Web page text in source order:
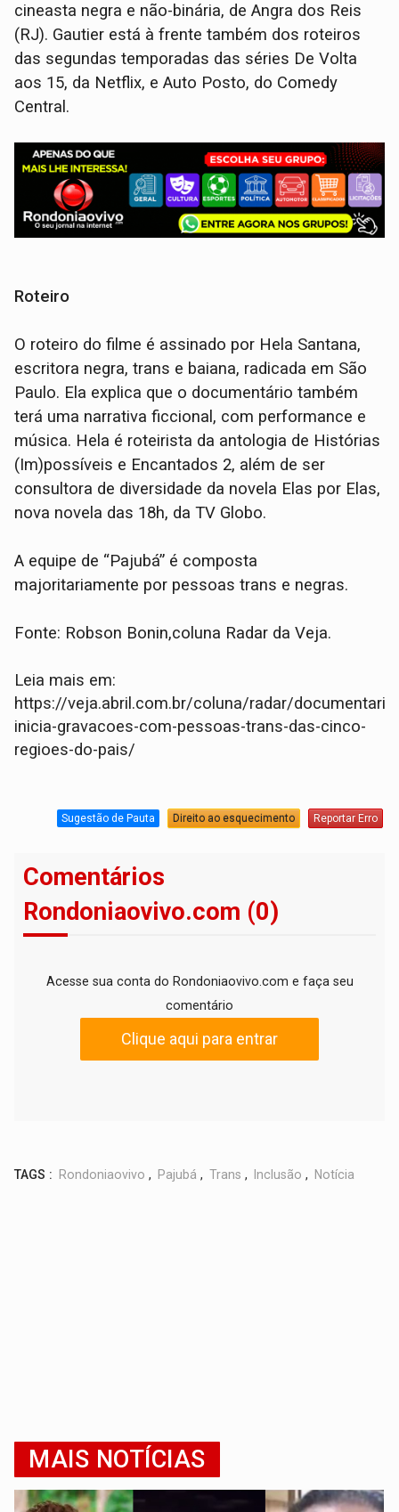
cineasta negra e não-binária, de Angra dos Reis
(RJ). Gautier está à frente também dos roteiros
das segundas temporadas das séries De Volta
aos 15, da Netflix, e Auto Posto, do Comedy
Central.
Roteiro
O roteiro do filme é assinado por Hela Santana,
escritora negra, trans e baiana, radicada em São
Paulo. Ela explica que o documentário também
terá uma narrativa ficcional, com performance e
música. Hela é roteirista da antologia de Histórias
(Im)possíveis e Encantados 2, além de ser
consultora de diversidade da novela Elas por Elas,
nova novela das 18h, da TV Globo.
A equipe de “Pajubá” é composta
majoritariamente por pessoas trans e negras.
Fonte: Robson Bonin,coluna Radar da Veja.
Leia mais em:
https://veja.abril.com.br/coluna/radar/
inicia-gravacoes-com-pessoas-trans-das-cinco-
regioes-do-pais/
Sugestão de Pauta Direito ao esquecimento Reportar Erro
Comentários
Rondoniaovivo.com (0)
Acesse sua conta do Rondoniaovivo.com e faça seu
comentário
Clique aqui para entrar
TAGS : Rondoniaovivo , Pajubá , Trans , Inclusão , Notícia
MAIS NOTÍCIAS